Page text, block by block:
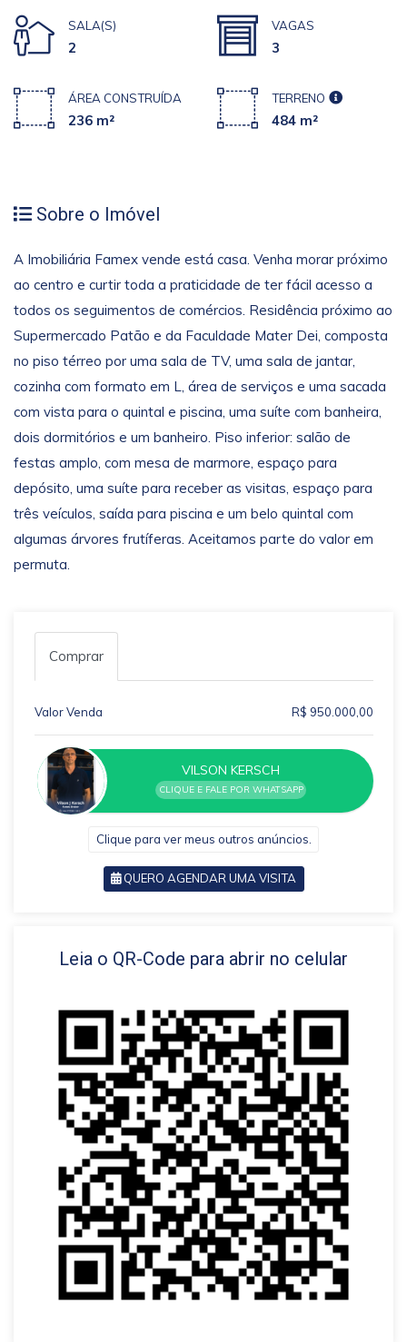
SALA(S)
2
VAGAS
3
ÁREA CONSTRUÍDA
236 m²
TERRENO
484 m²
Sobre o Imóvel
A Imobiliária Famex vende está casa. Venha morar próximo
ao centro e curtir toda a praticidade de ter fácil acesso a
todos os seguimentos de comércios. Residência próximo ao
Supermercado Patão e da Faculdade Mater Dei, composta
no piso térreo por uma sala de TV, uma sala de jantar,
cozinha com formato em L, área de serviços e uma sacada
com vista para o quintal e piscina, uma suíte com banheira,
dois dormitórios e um banheiro. Piso inferior: salão de
festas amplo, com mesa de marmore, espaço para
depósito, uma suíte para receber as visitas, espaço para
três veículos, saída para piscina e um belo quintal com
algumas árvores frutíferas. Aceitamos parte do valor em
permuta.
Comprar
Valor Venda R$ 950.000,00
VILSON KERSCH
CLIQUE E FALE POR WHATSAPP
Clique para ver meus outros anúncios.
QUERO AGENDAR UMA VISITA
VOLTAR
Leia o QR-Code para abrir no celular